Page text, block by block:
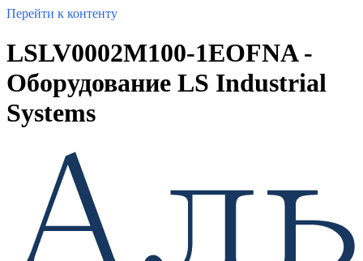
Перейти к контенту
LSLV0002M100-1EOFNA -
Оборудование LS Industrial
Systems